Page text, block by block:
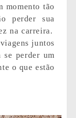
momento tão
perder sua
na carreira.
juntos
se perder um
o que estão